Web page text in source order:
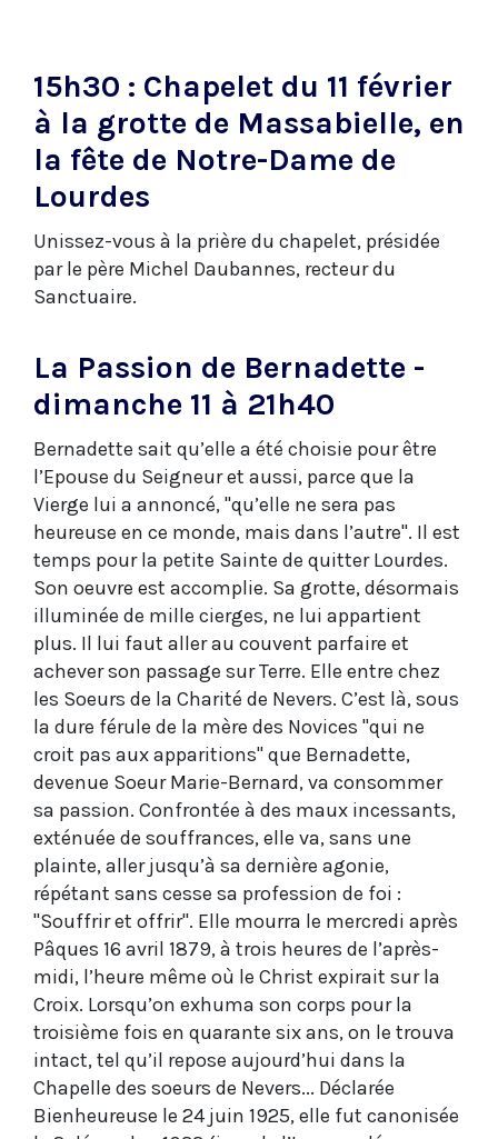
15h30 : Chapelet du 11 février
à la grotte de Massabielle, en
la fête de Notre-Dame de
Lourdes
Unissez-vous à la prière du chapelet, présidée
par le père Michel Daubannes, recteur du
Sanctuaire.
La Passion de Bernadette -
dimanche 11 à 21h40
Bernadette sait qu’elle a été choisie pour être
l’Epouse du Seigneur et aussi, parce que la
Vierge lui a annoncé, "qu’elle ne sera pas
heureuse en ce monde, mais dans l’autre". Il est
temps pour la petite Sainte de quitter Lourdes.
Son oeuvre est accomplie. Sa grotte, désormais
illuminée de mille cierges, ne lui appartient
plus. Il lui faut aller au couvent parfaire et
achever son passage sur Terre. Elle entre chez
les Soeurs de la Charité de Nevers. C’est là, sous
la dure férule de la mère des Novices "qui ne
croit pas aux apparitions" que Bernadette,
devenue Soeur Marie-Bernard, va consommer
sa passion. Confrontée à des maux incessants,
exténuée de souffrances, elle va, sans une
plainte, aller jusqu’à sa dernière agonie,
répétant sans cesse sa profession de foi :
"Souffrir et offrir". Elle mourra le mercredi après
Pâques 16 avril 1879, à trois heures de l’après-
midi, l’heure même où le Christ expirait sur la
Croix. Lorsqu’on exhuma son corps pour la
troisième fois en quarante six ans, on le trouva
intact, tel qu’il repose aujourd’hui dans la
Chapelle des soeurs de Nevers... Déclarée
Bienheureuse le 24 juin 1925, elle fut canonisée